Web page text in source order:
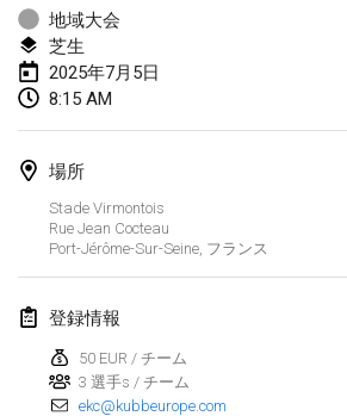
地域大会
芝生
2025年7月5日
8:15 AM
場所
Stade Virmontois
Rue Jean Cocteau
Port-Jérôme-Sur-Seine, フランス
登録情報
50 EUR / チーム
3 選手s / チーム
ekc@kubbeurope.com
2025年3月
Kubbtornooi De Rode Lantaarn
2025年3月15日|ベルギー
2025年3月15日
North Carolina Kubb
2025年3月22日
Spring Has Sprung
2025年3月22日